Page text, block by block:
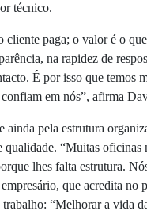
técnico.
cliente paga; o valor é o
na rapidez de
É por isso que temos
confiam em nós”, afirma
ainda pela estrutura
qualidade. “Muitas oficinas
lhes falta estrutura.
que acredita no
“Melhorar a vida